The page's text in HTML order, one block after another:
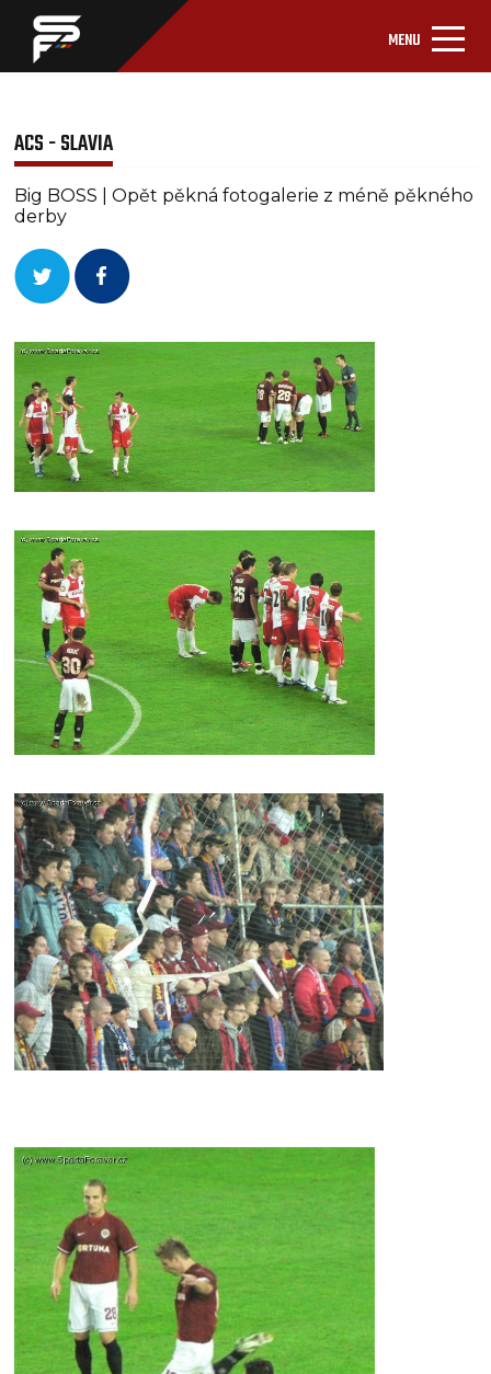
MENU
ACS - SLAVIA
Big BOSS | Opět pěkná fotogalerie z méně pěkného
derby